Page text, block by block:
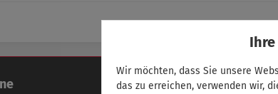
Shop
Wir möchten, dass Sie unsere
das zu erreichen, verwenden wir,